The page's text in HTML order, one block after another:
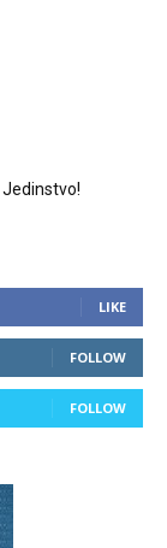
Jedinstvo!
LIKE
FOLLOW
FOLLOW